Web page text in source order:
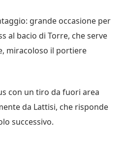
grande occasione per
al bacio di Torre, che serve
miracoloso il portiere
con un tiro da fuori area
da Lattisi, che risponde
successivo.